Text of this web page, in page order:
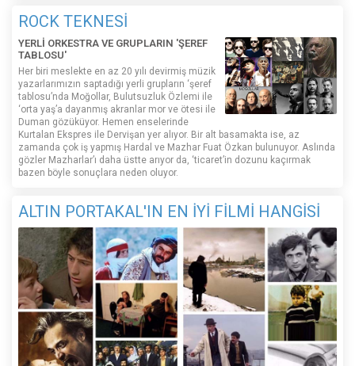
ROCK TEKNESİ
YERLİ ORKESTRA VE GRUPLARIN 'ŞEREF
TABLOSU'
Her biri meslekte en az 20 yılı devirmiş müzik
yazarlarımızın saptadığı yerli grupların ‘şeref
tablosu’nda Moğollar, Bulutsuzluk Özlemi ile
‘orta yaş’a dayanmış akranlar mor ve ötesi ile
Duman gözüküyor. Hemen enselerinde
Kurtalan Ekspres ile Dervişan yer alıyor. Bir alt basamakta ise, az
zamanda çok iş yapmış Hardal ve Mazhar Fuat Özkan bulunuyor. Aslında
gözler Mazharlar’ı daha üstte arıyor da, ‘ticaret’in dozunu kaçırmak
bazen böyle sonuçlara neden oluyor.
ALTIN PORTAKAL'IN EN İYİ FİLMİ HANGİSİ